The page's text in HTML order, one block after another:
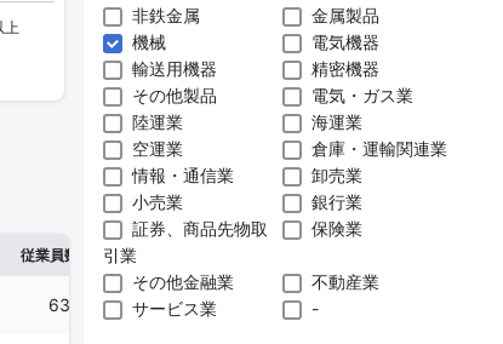
従業員数 ※1
635人
非鉄金属
金属製品
機械
電気機器
輸送用機器
精密機器
その他製品
電気・ガス業
陸運業
海運業
空運業
倉庫・運輸関連業
情報・通信業
卸売業
小売業
銀行業
証券、商品先物取
引業
保険業
その他金融業
不動産業
サービス業
-